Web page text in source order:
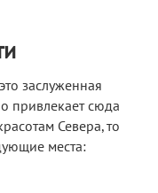
заслуженная
привлекает сюда
Севера, то
места: